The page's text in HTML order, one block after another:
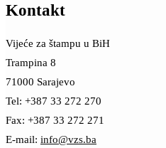
Kontakt
Vijeće za štampu u BiH
Trampina 8
71000 Sarajevo
Tel: +387 33 272 270
Fax: +387 33 272 271
E-mail: info@vzs.ba